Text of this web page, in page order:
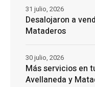
Desalojaron a
Mataderos
31 julio, 2026
Más servicios en
Avellaneda y
30 julio, 2026